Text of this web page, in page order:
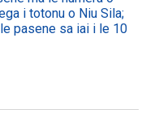
i totonu o Niu Sila;
pasene sa iai i le 10